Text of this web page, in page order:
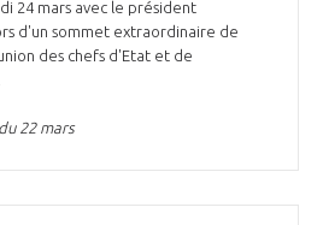
24 mars avec le président
d'un sommet extraordinaire de
des chefs d'Etat et de
22 mars